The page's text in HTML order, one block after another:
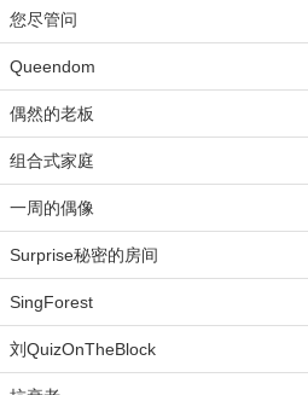
您尽管问
Queendom
偶然的老板
组合式家庭
一周的偶像
Surprise秘密的房间
SingForest
刘QuizOnTheBlock